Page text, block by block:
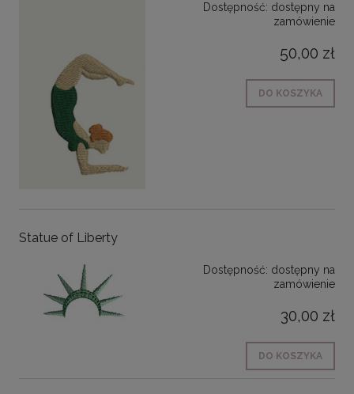
Dostępność: dostępny na
zamówienie
50,00 zł
DO KOSZYKA
Statue of Liberty
Dostępność: dostępny na
zamówienie
30,00 zł
DO KOSZYKA